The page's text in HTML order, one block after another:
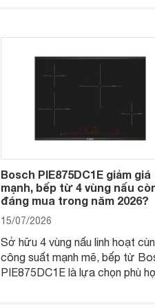
Bosch PIE875DC1E giảm giá
mạnh, bếp từ 4 vùng nấu
đáng mua trong năm 2026?
15/07/2026
Sở hữu 4 vùng nấu linh hoạt
công suất mạnh mẽ, bếp từ
PIE875DC1E là lựa chọn phù